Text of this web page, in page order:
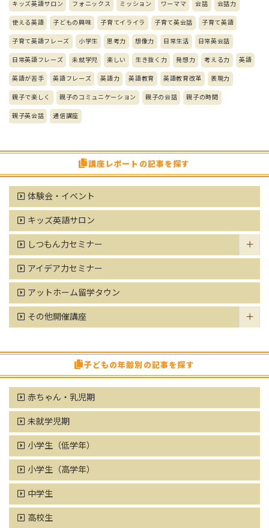
キッズ英語サロン フォニックス ミッション ワーママ 会話 会話力
使える英語 子どもの興味 子育てイライラ 子育て英会話 子育て英語
子育て英語フレーズ 小学生 思考力 想像力 日常生活 日常英会話
日常英語フレーズ 未就学児 楽しい 生き抜く力 発想力 考える力 英語
英語が苦手 英語フレーズ 英語力 英語教育 英語教育改革 表現力
親子で楽しく 親子のコミュニケーション 親子の会話 親子の時間
親子英会話 通信講座
講座レポートの記事を探す
体験会・イベント
キッズ英語サロン
しつもん力セミナー
アイデア力セミナー
アットホーム留学タウン
その他開催講座
子どもの年齢別の記事を探す
赤ちゃん・乳児期
未就学児期
小学生（低学年）
小学生（高学年）
中学生
高校生